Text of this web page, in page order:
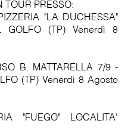
TOUR PRESSO:
"LA DUCHESSA"
GOLFO (TP) Venerdì 8
B. MATTARELLA 7/9 -
(TP) Venerdì 8 Agosto
"FUEGO" LOCALITA'